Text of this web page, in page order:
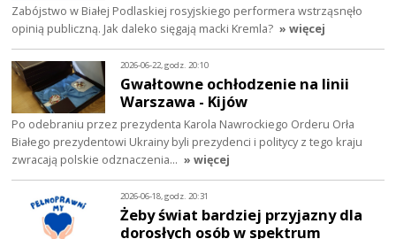
Zabójstwo w Białej Podlaskiej rosyjskiego performera wstrząsnęło
opinią publiczną. Jak daleko sięgają macki Kremla? » więcej
2026-06-22, godz. 20:10
Gwałtowne ochłodzenie na linii
Warszawa - Kijów
Po odebraniu przez prezydenta Karola Nawrockiego Orderu Orła
Białego prezydentowi Ukrainy byli prezydenci i politycy z tego kraju
zwracają polskie odznaczenia… » więcej
2026-06-18, godz. 20:31
Żeby świat bardziej przyjazny dla
dorosłych osób w spektrum